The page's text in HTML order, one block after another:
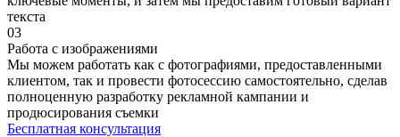
текста
03
Работа с изображениями
Мы можем работать как с фотографиями, предоставленными
клиентом, так и провести фотосессию самостоятельно, сделав
полноценную разработку рекламной кампании и
продюсирования съемки
Бесплатная консультация